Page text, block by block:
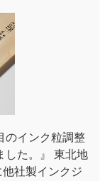
のインク粒調整
した。』 東北地
社製インクジ